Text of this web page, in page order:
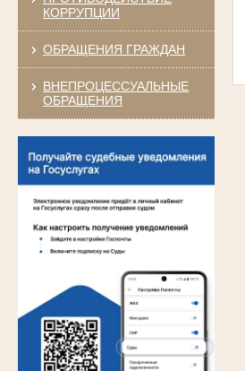
КОРРУПЦИИ
ОБРАЩЕНИЯ ГРАЖДАН
ВНЕПРОЦЕССУАЛЬНЫЕ
ОБРАЩЕНИЯ